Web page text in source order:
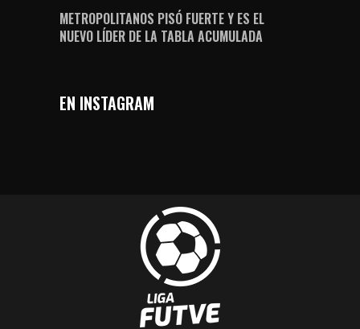
METROPOLITANOS PISÓ FUERTE Y ES EL
NUEVO LÍDER DE LA TABLA ACUMULADA
EN INSTAGRAM